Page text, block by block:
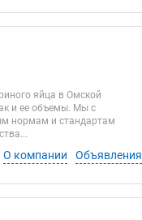
яйца в Омской
и ее объемы. Мы с
нормам и стандартам
О компании Объявления